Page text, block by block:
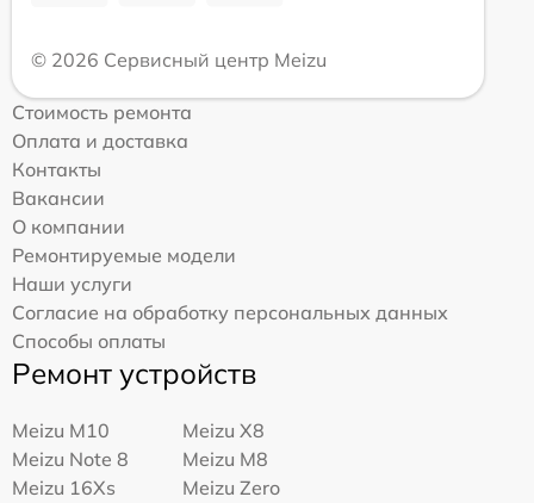
© 2026 Сервисный центр Meizu
Стоимость ремонта
Оплата и доставка
Контакты
Вакансии
О компании
Ремонтируемые модели
Наши услуги
Согласие на обработку персональных данных
Способы оплаты
Ремонт устройств
Meizu M10
Meizu X8
Meizu Note 8
Meizu M8
Meizu 16Xs
Meizu Zero